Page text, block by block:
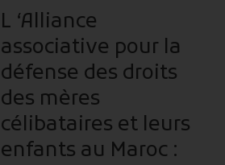
L ‘Alliance
associative pour la
défense des droits
des mères
célibataires et leurs
enfants au Maroc :